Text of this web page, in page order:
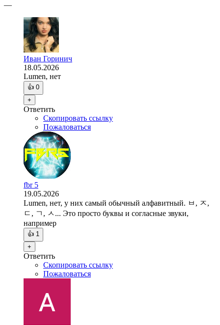
—
Иван Горинич
18.05.2026
Lumen, нет
👍 0
+
Ответить
Скопировать ссылку
Пожаловаться
fbr 5
19.05.2026
Lumen, нет, у них самый обычный алфавитный. ㅂ, ㅈ,
ㄷ, ㄱ, ㅅ... Это просто буквы и согласные звуки,
например
👍 1
+
Ответить
Скопировать ссылку
Пожаловаться